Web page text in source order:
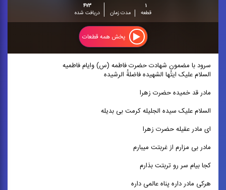
۱
قطعه
مدت زمان
۴۷۳
دریافت شده
پخش همه قطعات
سرود با مضمون شهادت حضرت فاطمه (س) وایام فاطمیه
السلام علیک ایتُها الشهیده فاضلةُ الرشیده
مادر قد خمیده حضرت زهرا
السلام علیک سیده الجلیله کرمت بی بدیله
ای مادر عقیله حضرت زهرا
مادر بی مزارم از غربتت میبارم
کجا بیام سر رو تربتت بذارم
هرکی مادر داره پناه عالمی داره